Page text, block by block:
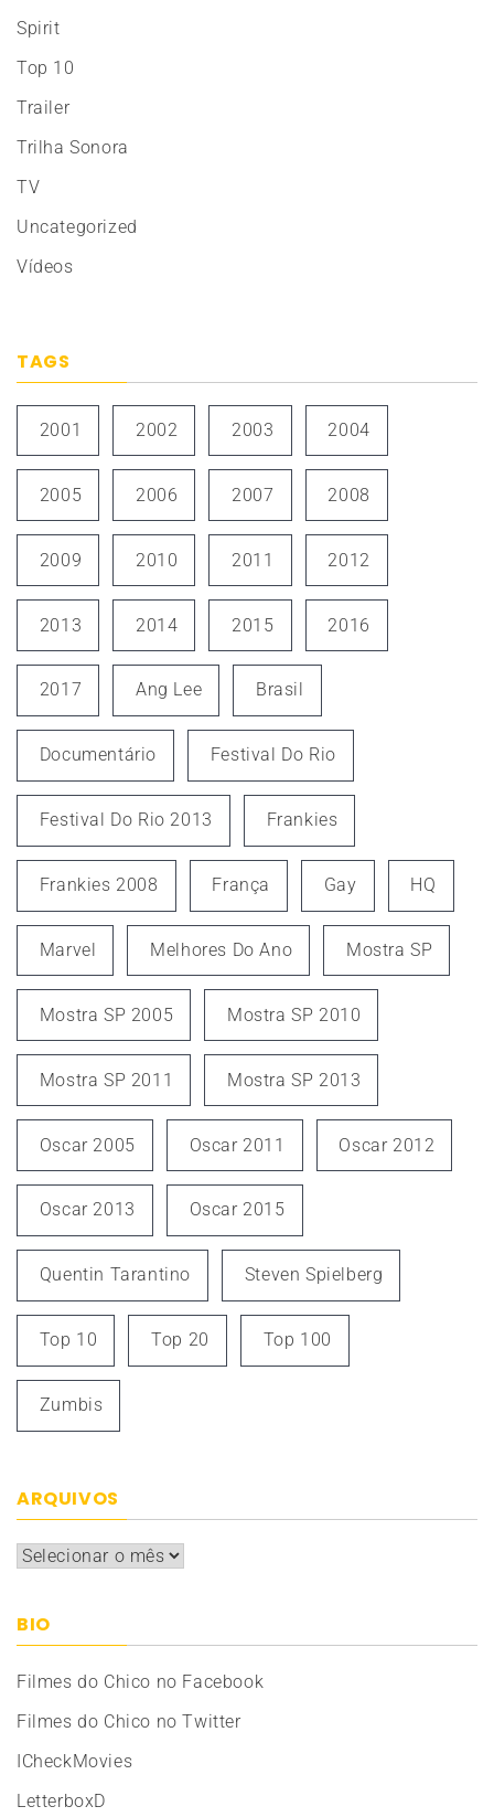
Spirit
Top 10
Trailer
Trilha Sonora
TV
Uncategorized
Vídeos
TAGS
2001 2002 2003 2004
2005 2006 2007 2008
2009 2010 2011 2012
2013 2014 2015 2016
2017 Ang Lee Brasil
Documentário Festival Do Rio
Festival Do Rio 2013 Frankies
Frankies 2008 França Gay HQ
Marvel Melhores Do Ano Mostra SP
Mostra SP 2005 Mostra SP 2010
Mostra SP 2011 Mostra SP 2013
Oscar 2005 Oscar 2011 Oscar 2012
Oscar 2013 Oscar 2015
Quentin Tarantino Steven Spielberg
Top 10 Top 20 Top 100
Zumbis
ARQUIVOS
Arquivos
BIO
Filmes do Chico no Facebook
Filmes do Chico no Twitter
ICheckMovies
LetterboxD